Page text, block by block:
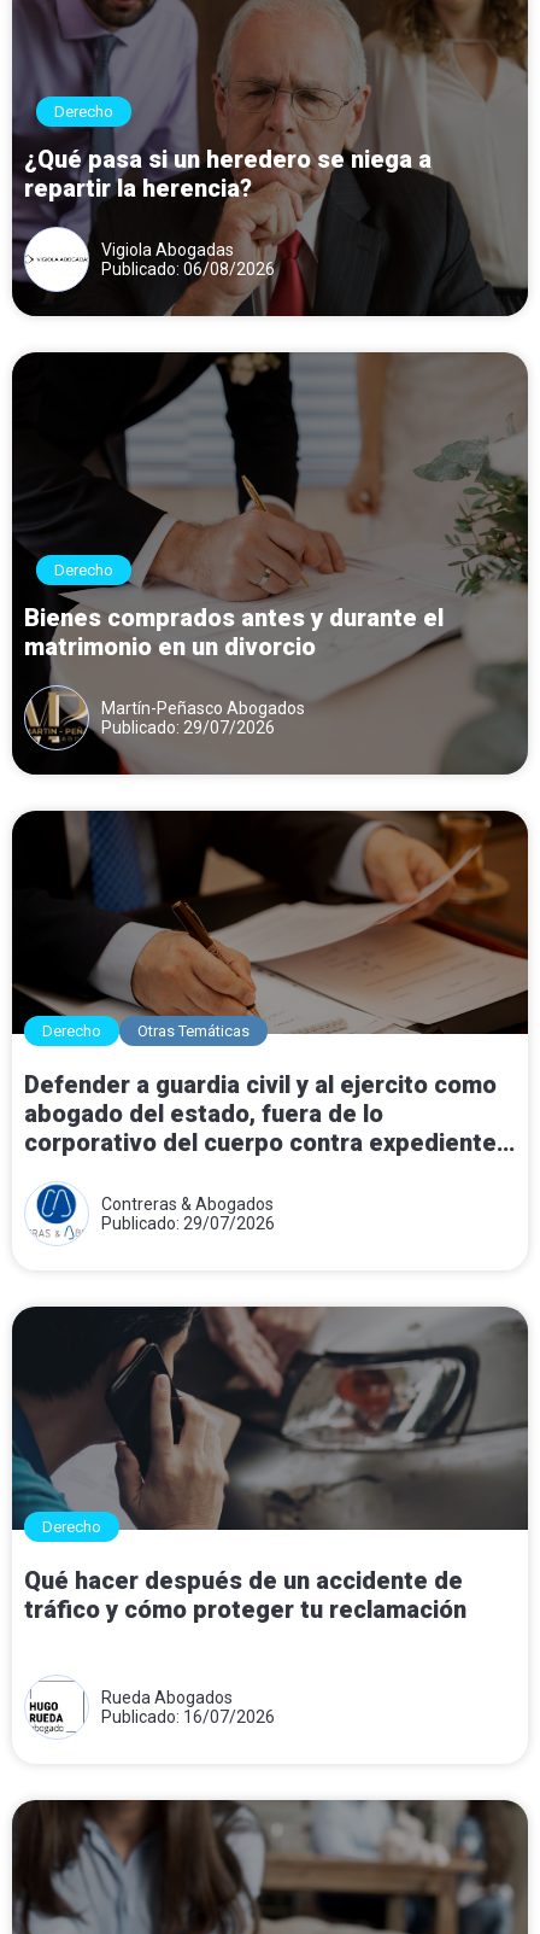
Derecho
¿Qué pasa si un heredero se niega a
repartir la herencia?
Vigiola Abogadas
Publicado: 06/08/2026
Derecho
Bienes comprados antes y durante el
matrimonio en un divorcio
Martín-Peñasco Abogados
Publicado: 29/07/2026
Derecho Otras Temáticas
Defender a guardia civil y al ejercito como
abogado del estado, fuera de lo
corporativo del cuerpo contra expedientes
Contreras & Abogados
Publicado: 29/07/2026
Derecho
Qué hacer después de un accidente de
tráfico y cómo proteger tu reclamación
Rueda Abogados
Publicado: 16/07/2026